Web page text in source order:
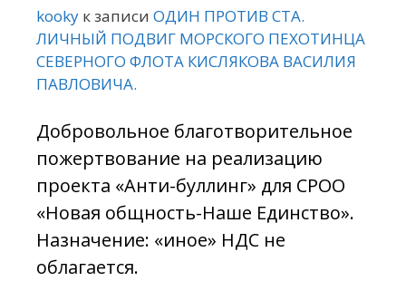
kooky к записи ОДИН ПРОТИВ СТА.
ЛИЧНЫЙ ПОДВИГ МОРСКОГО ПЕХОТИНЦА
СЕВЕРНОГО ФЛОТА КИСЛЯКОВА ВАСИЛИЯ
ПАВЛОВИЧА.
Добровольное благотворительное
пожертвование на реализацию
проекта «Анти-буллинг» для СРОО
«Новая общность-Наше Единство».
Назначение: «иное» НДС не
облагается.